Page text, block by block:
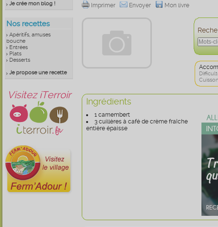
Je crée mon blog !
Nos recettes
Apéritifs, amuses
bouche
Entrées
Plats
Desserts
Je propose une recette
Visitez iTerroir
Imprimer Envoyer Mon livre
Ingrédients
1 camembert
3 cuillères à café de crème fraîche
entière épaisse